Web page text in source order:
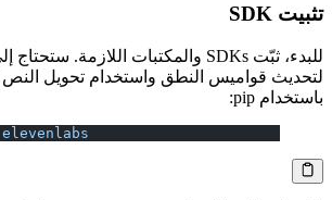
تثبيت SDK
لتحديث قواميس النطق واستخدام تحويل النص
باستخدام pip:
elevenlabs